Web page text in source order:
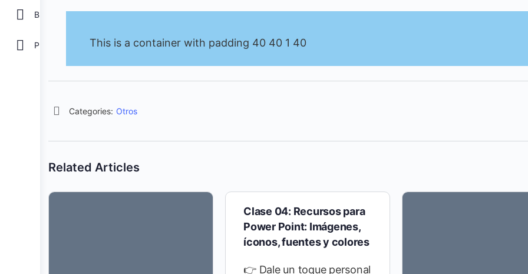
Biblioteca
This is a container with padding 40 40 1 40
Categories: Otros
Related Articles
Clase 04: Recursos para
Power Point: Imágenes,
íconos, fuentes y colores
👉 Dale un toque personal